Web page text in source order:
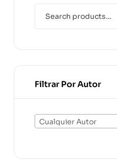
Filtrar Por Autor
Cualquier Autor